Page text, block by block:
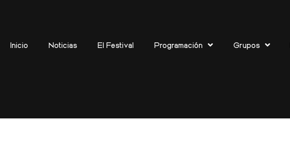
Inicio Noticias El Festival Programación Grupos